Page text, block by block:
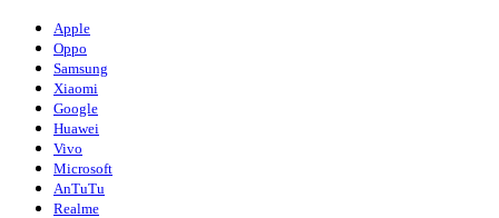
Apple
Oppo
Samsung
Xiaomi
Google
Huawei
Vivo
Microsoft
AnTuTu
Realme